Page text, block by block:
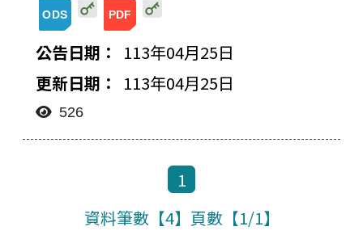
20240425144804640829.ods
20240425144804640686.pdf
113年04月25日
113年04月25日
526
1
資料筆數【4】頁數【1/1】